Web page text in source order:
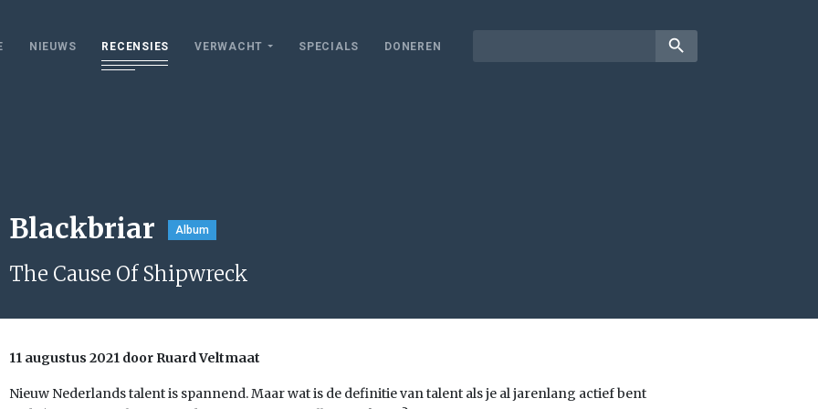
NIEUWS RECENSIES VERWACHT SPECIALS DONEREN search
Blackbriar Album
The Cause Of Shipwreck
11 augustus 2021 door Ruard Veltmaat
Nieuw Nederlands talent is spannend. Maar wat is de definitie van talent als je al jarenlang actief bent